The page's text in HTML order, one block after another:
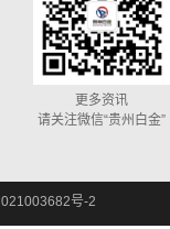
更多资讯
请关注微信“贵州白金”
号-2